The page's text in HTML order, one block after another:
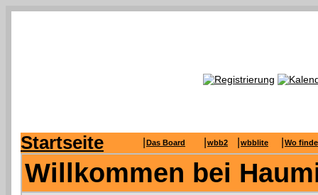
Startseite Das Board wbb2 wbblite Wo
Willkommen bei